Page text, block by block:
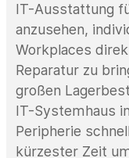
IT-Ausstattung
anzusehen,
Workplaces
Reparatur zu
großen
IT-Systemhaus
Peripherie
kürzester Zeit